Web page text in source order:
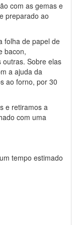
com as gemas e
preparado ao
folha de papel de
bacon,
outras. Sobre elas
a ajuda da
ao forno, por 30
e retiramos a
com uma
tempo estimado